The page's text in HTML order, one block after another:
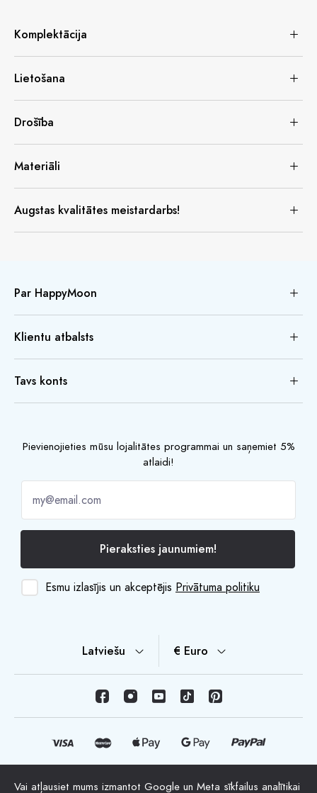
Komplektācija
Lietošana
Drošība
Materiāli
Augstas kvalitātes meistardarbs!
Par HappyMoon
Klientu atbalsts
Tavs konts
Pievienojieties mūsu lojalitātes programmai un saņemiet 5%
atlaidi!
Pieraksties jaunumiem!
Esmu izlasījis un akceptējis Privātuma politiku
Latviešu € Euro
Vai atļausiet mums izmantot Google un Meta sīkfailus analītikai